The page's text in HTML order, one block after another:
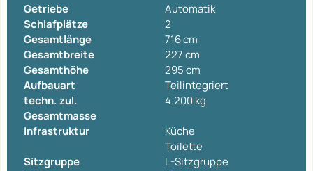
Getriebe
Automatik
Schlafplätze
2
Gesamtlänge
716 cm
Gesamtbreite
227 cm
Gesamthöhe
295 cm
Aufbauart
Teilintegriert
techn. zul.
Gesamtmasse
4.200 kg
Infrastruktur
Küche
Toilette
Sitzgruppe
L-Sitzgruppe